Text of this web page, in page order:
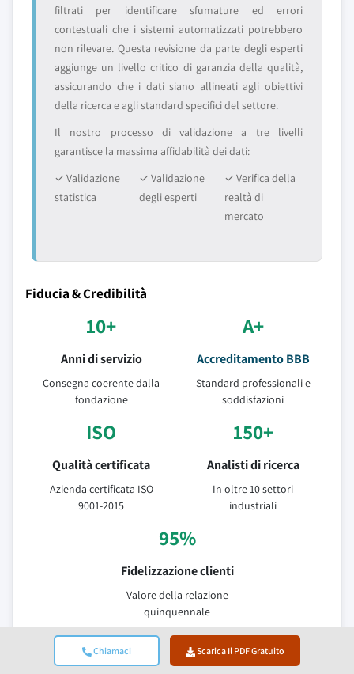
Chiamaci Scarica Il PDF Gratuito
filtrati per identificare sfumature ed errori
contestuali che i sistemi automatizzati potrebbero
non rilevare. Questa revisione da parte degli esperti
aggiunge un livello critico di garanzia della qualità,
assicurando che i dati siano allineati agli obiettivi
della ricerca e agli standard specifici del settore.
Il nostro processo di validazione a tre livelli
garantisce la massima affidabilità dei dati:
✓ Validazione
statistica
✓ Validazione
degli esperti
✓ Verifica della
realtà di
mercato
Fiducia & Credibilità
10+
Anni di servizio
Consegna coerente dalla
fondazione
A+
Accreditamento BBB
Standard professionali e
soddisfazioni
ISO
Qualità certificata
Azienda certificata ISO
9001-2015
150+
Analisti di ricerca
In oltre 10 settori
industriali
95%
Fidelizzazione clienti
Valore della relazione
quinquennale
Fonti Di Dati Verificate